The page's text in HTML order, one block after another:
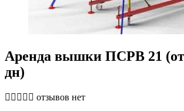
Аренда вышки ПСРВ 21 (от
дн)
отзывов нет